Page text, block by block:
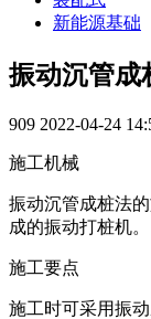
新能源基础
振动沉管成
909 2022-04-24
施工机械
振动沉管成桩法
成的振动打桩机。
施工要点
施工时可采用振